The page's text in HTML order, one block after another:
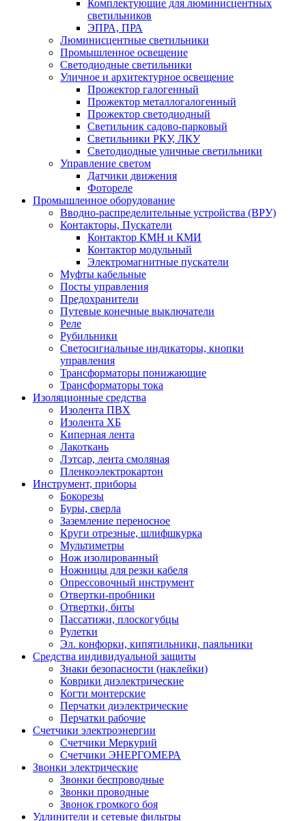
Комплектующие для люминисцентных
светильников
ЭПРА, ПРА
Люминисцентные светильники
Промышленное освещение
Светодиодные светильники
Уличное и архитектурное освещение
Прожектор галогенный
Прожектор металлогалогенный
Прожектор светодиодный
Светильник садово-парковый
Светильники РКУ, ЛКУ
Светодиодные уличные светильники
Управление светом
Датчики движения
Фотореле
Промышленное оборудование
Вводно-распределительные устройства (ВРУ)
Контакторы, Пускатели
Контактор КМН и КМИ
Контактор модульный
Электромагнитные пускатели
Муфты кабельные
Посты управления
Предохранители
Путевые конечные выключатели
Реле
Рубильники
Светосигнальные индикаторы, кнопки
управления
Трансформаторы понижающие
Трансформаторы тока
Изоляционные средства
Изолента ПВХ
Изолента ХБ
Киперная лента
Лакоткань
Лэтсар, лента смоляная
Пленкоэлектрокартон
Инструмент, приборы
Бокорезы
Буры, сверла
Заземление переносное
Круги отрезные, шлифшкурка
Мультиметры
Нож изолированный
Ножницы для резки кабеля
Опрессовочный инструмент
Отвертки-пробники
Отвертки, биты
Пассатижи, плоскогубцы
Рулетки
Эл. конфорки, кипятильники, паяльники
Средства индивидуальной защиты
Знаки безопасности (наклейки)
Коврики диэлектрические
Когти монтерские
Перчатки диэлектрические
Перчатки рабочие
Счетчики электроэнергии
Счетчики Меркурий
Счетчики ЭНЕРГОМЕРА
Звонки электрические
Звонки беспроводные
Звонки проводные
Звонок громкого боя
Удлинители и сетевые фильтры